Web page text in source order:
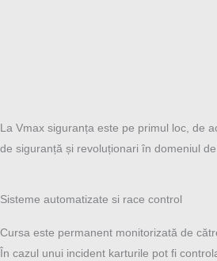
La Vmax siguranța este pe primul loc, de
de siguranță și revoluționari în domeniul
Sisteme automatizate si race control
Cursa este permanent monitorizată de
În cazul unui incident karturile pot fi